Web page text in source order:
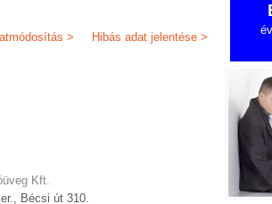
Hibás adat jelentése >
>
Kft.
Bécsi út 310.